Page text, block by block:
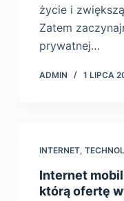
życie i
Zatem
prywatnej…
ADMIN 1 LIPCA
INTERNET,
Internet
którą ofertę